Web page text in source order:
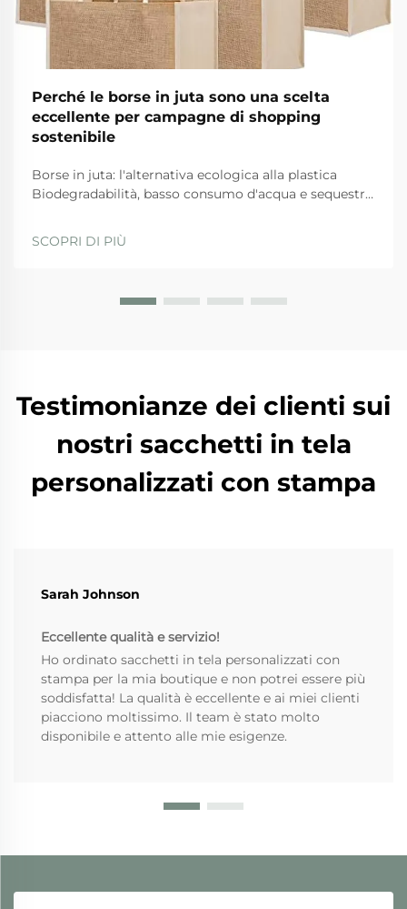
Perché le borse in juta sono una scelta
eccellente per campagne di shopping
sostenibile
Borse in juta: l'alternativa ecologica alla plastica
Biodegradabilità, basso consumo d'acqua e sequestro
sintetiche Quando si tratta di opzioni ecologiche, le
borse in juta si distinguono per diversi motivi. Prima
SCOPRI DI PIÙ
Testimonianze dei clienti sui
nostri sacchetti in tela
personalizzati con stampa
Sarah Johnson
Eccellente qualità e servizio!
Ho ordinato sacchetti in tela personalizzati con
stampa per la mia boutique e non potrei essere più
soddisfatta! La qualità è eccellente e ai miei clienti
piacciono moltissimo. Il team è stato molto
disponibile e attento alle mie esigenze.